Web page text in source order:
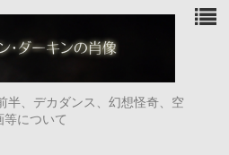
半、デカダンス、幻想怪奇、空
について